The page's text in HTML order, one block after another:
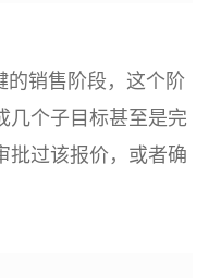
的销售阶段，这个阶
几个子目标甚至是完
批过该报价，或者确